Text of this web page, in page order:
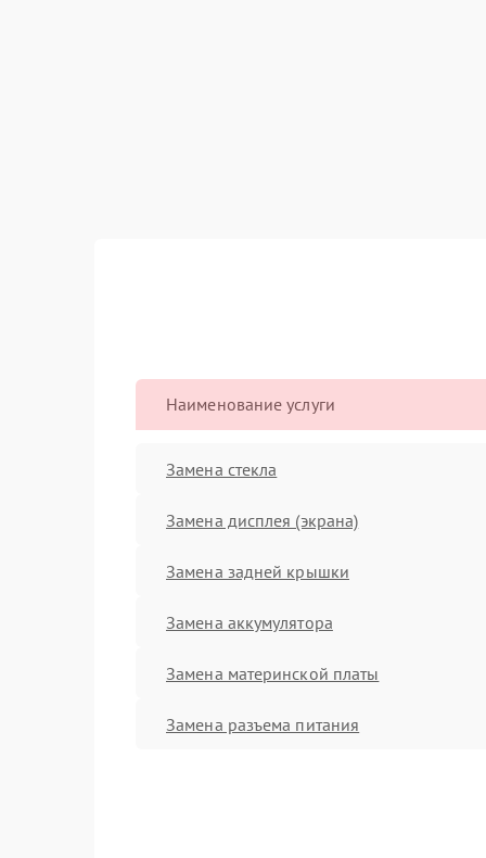
Наименование услуги
Замена стекла
Замена дисплея (экрана)
Замена задней крышки
Замена аккумулятора
Замена материнской платы
Замена разъема питания